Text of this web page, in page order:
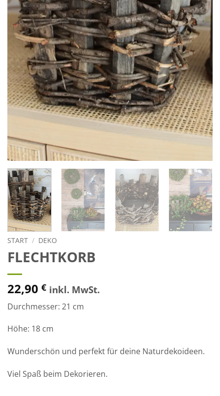
START / DEKO
FLECHTKORB
22,90 € inkl. MwSt.
Durchmesser: 21 cm
Höhe: 18 cm
Wunderschön und perfekt für deine Naturdekoideen.
Viel Spaß beim Dekorieren.